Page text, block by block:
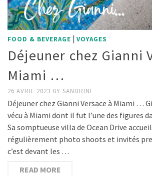
FOOD & BEVERAGE | VOYAGES
Déjeuner chez Gianni
Miami …
26 AVRIL 2023 BY SANDRINE
Déjeuner chez Gianni Versace à Miami …
vécu à Miami dont il fut l’une des figures
Sa somptueuse villa de Ocean Drive
régulièrement photo shoots et invités
c’est devant les …
READ MORE